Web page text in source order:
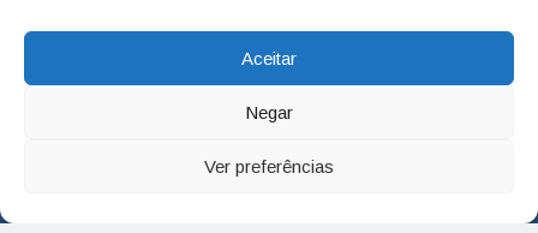
Aceitar
Negar
Ver preferências
adm@jtv.com.br
(19) 3929-6225